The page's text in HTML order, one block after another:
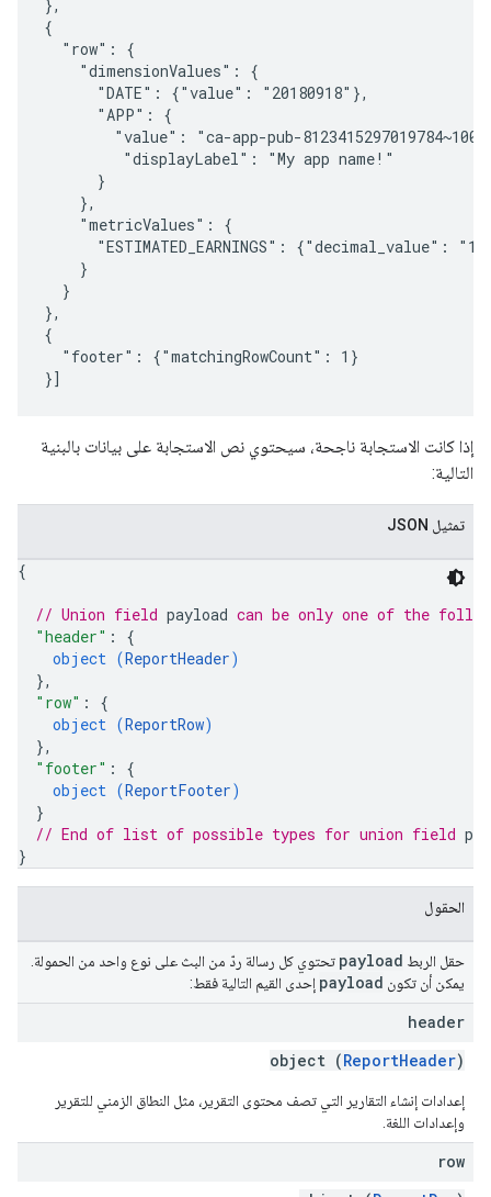
},
{
  "row": {
    "dimensionValues": {
      "DATE": {"value": "20180918"},
      "APP": {
"value": "ca-app-pub-
         "displayLabel": "My app name!"
      }
    },
    "metricValues": {
"ESTIMATED_EARNINGS": {"decimal_value":
    }
  }
},
{
  "footer": {"matchingRowCount": 1}
إذا كانت الاستجابة ناجحة، سيحتوي نص الاستجابة على بيانات بالبنية
التالية:
تمثيل JSON
{
// Union field payload can be only one of the
"header" : {
object (ReportHeader)
},
"row" : {
object (ReportRow)
},
"footer" : {
object (ReportFooter)
}
// End of list of possible types for union field
}
الحقول
حقل الربط payload تحتوي كل رسالة ردّ من البث على نوع واحد من الحمولة.
يمكن أن تكون payload إحدى القيم التالية فقط:
header
object (ReportHeader)
إعدادات إنشاء التقارير التي تصف محتوى التقرير، مثل النطاق الزمني للتقرير
وإعدادات اللغة.
row